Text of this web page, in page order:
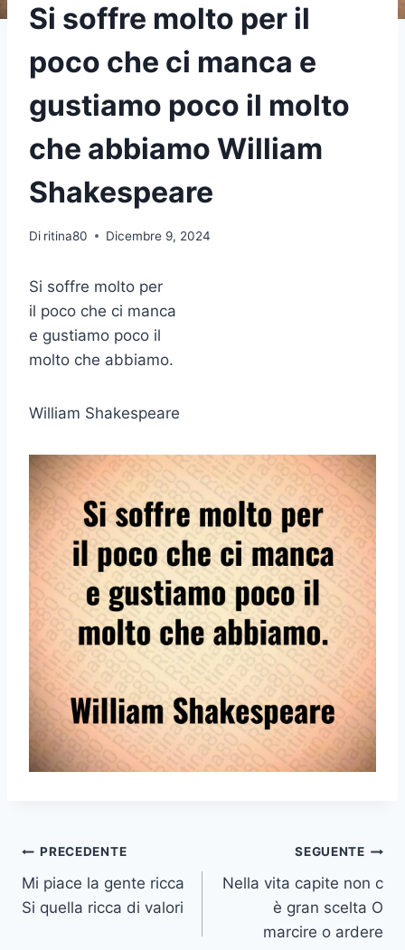
Si soffre molto per il
poco che ci manca e
gustiamo poco il molto
che abbiamo William
Shakespeare
Di ritina80 Dicembre 9, 2024
Si soffre molto per
il poco che ci manca
e gustiamo poco il
molto che abbiamo.
William Shakespeare
Navigazione
articoli
PRECEDENTE
Mi piace la gente ricca
Si quella ricca di valori
SEGUENTE
Nella vita capite non c
è gran scelta O
marcire o ardere